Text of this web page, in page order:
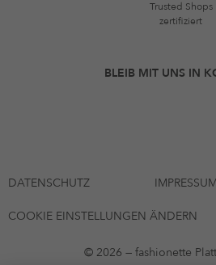
Trusted Shops
zertifiziert
BLEIB MIT UNS IN
DATENSCHUTZ IMPRESSUM
COOKIE EINSTELLUNGEN ÄNDERN
© 2026 — fashionette